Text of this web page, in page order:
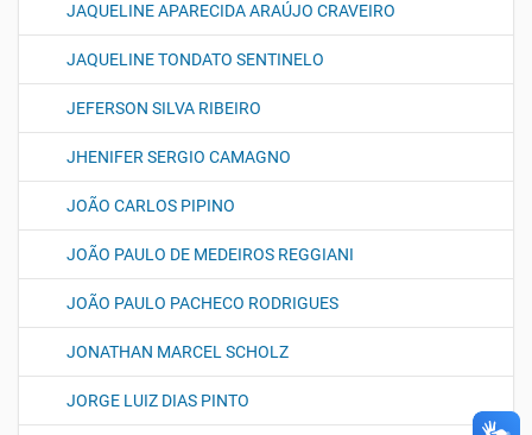
JAQUELINE APARECIDA ARAÚJO CRAVEIRO
JAQUELINE TONDATO SENTINELO
JEFERSON SILVA RIBEIRO
JHENIFER SERGIO CAMAGNO
JOÃO CARLOS PIPINO
JOÃO PAULO DE MEDEIROS REGGIANI
JOÃO PAULO PACHECO RODRIGUES
JONATHAN MARCEL SCHOLZ
JORGE LUIZ DIAS PINTO